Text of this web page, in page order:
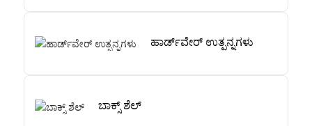
ಹಾರ್ಡ್‌ವೇರ್ ಉತ್ಪನ್ನಗಳು
ಬಾಕ್ಸ್ ಶೆಲ್